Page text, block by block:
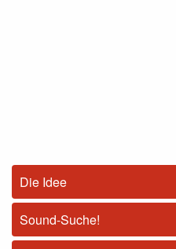
Die Idee
Sound-Suche!